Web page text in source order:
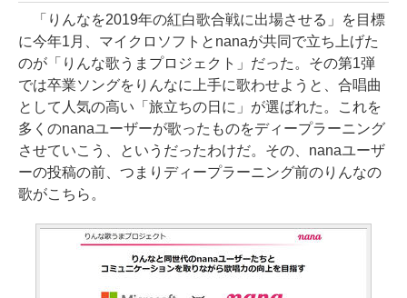
「りんなを2019年の紅白歌合戦に出場させる」を目標
に今年1月、マイクロソフトとnanaが共同で立ち上げた
のが「りんな歌うまプロジェクト」だった。その第1弾
では卒業ソングをりんなに上手に歌わせようと、合唱曲
として人気の高い「旅立ちの日に」が選ばれた。これを
多くのnanaユーザーが歌ったものをディープラーニング
させていこう、というだったわけだ。その、nanaユーザ
ーの投稿の前、つまりディープラーニング前のりんなの
歌がこちら。